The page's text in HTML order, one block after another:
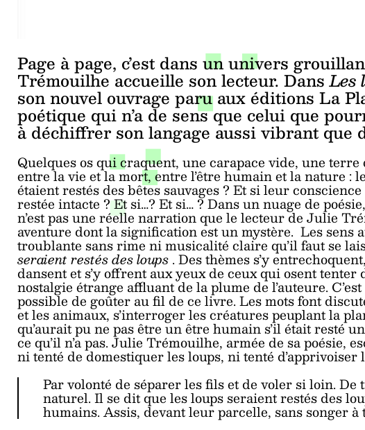
Page à page, c’est dans un univers
Trémouilhe accueille son lecteur. DansLes
son nouvel ouvrage paru aux éditions La
poétique qui n’a de sens que celui que
à déchiffrer son langage aussi vibrant que
Quelques os qui craquent, une carapace vide, une
entre la vie et la mort, entre l’être humain et la nature :
étaient restés des bêtes sauvages ? Et si leur
restée intacte ? Et si…? Et si… ? Dans un nuage de
n’est pas une réelle narration que le lecteur de Julie
aventure dont la signification est un mystère. Les sens
troublante sans rime ni musicalité claire qu’il faut se
seraient restés des loups. Des thèmes s’y
dansent et s’y offrent aux yeux de ceux qui osent
nostalgie étrange affluant de la plume de l’auteure.
possible de goûter au fil de ce livre. Les mots font
et les animaux, s’interroger les créatures peuplant la
qu’aurait pu ne pas être un être humain s’il était resté
ce qu’il n’a pas. Julie Trémouilhe, armée de sa poésie,
ni tenté de domestiquer les loups, ni tenté
Par volonté de séparer les fils et de voler si loin.
naturel. Il se dit que les loups seraient restés des
humains. Assis, devant leur parcelle, sans songer à